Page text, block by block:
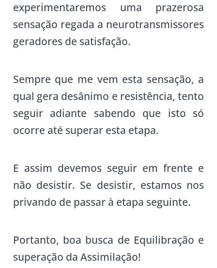
experimentaremos uma prazerosa
sensação regada a neurotransmissores
geradores de satisfação.
Sempre que me vem esta sensação, a
qual gera desânimo e resistência, tento
seguir adiante sabendo que isto só
ocorre até superar esta etapa.
E assim devemos seguir em frente e
não desistir. Se desistir, estamos nos
privando de passar à etapa seguinte.
Portanto, boa busca de Equilibração e
superação da Assimilação!